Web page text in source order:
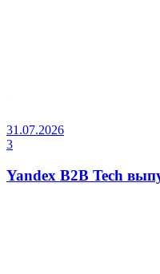
31.07.2026
3
Yandex B2B Tech